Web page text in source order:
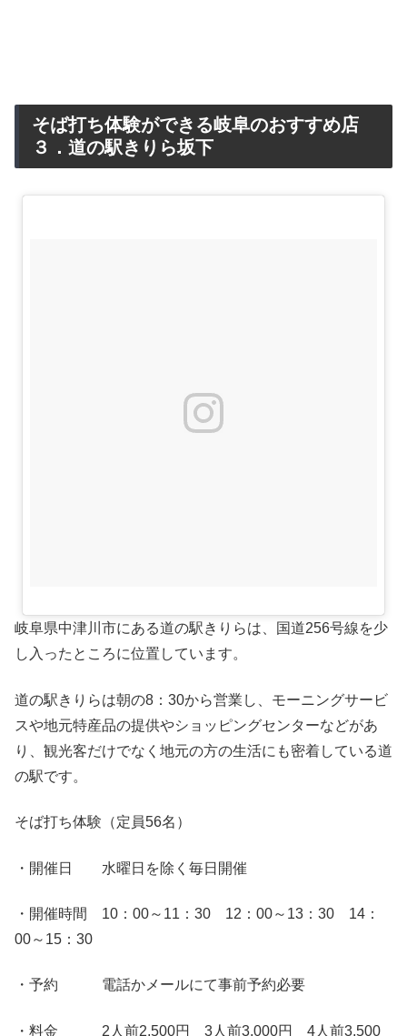
そば打ち体験ができる岐阜のおすすめ店
３．道の駅きりら坂下
岐阜県中津川市にある道の駅きりらは、国道256号線を少
し入ったところに位置しています。
道の駅きりらは朝の8：30から営業し、モーニングサービ
スや地元特産品の提供やショッピングセンターなどがあ
り、観光客だけでなく地元の方の生活にも密着している道
の駅です。
そば打ち体験（定員56名）
・開催日 水曜日を除く毎日開催
・開催時間 10：00～11：30 12：00～13：30 14：
00～15：30
・予約 電話かメールにて事前予約必要
・料金 2人前2,500円 3人前3,000円 4人前3,500